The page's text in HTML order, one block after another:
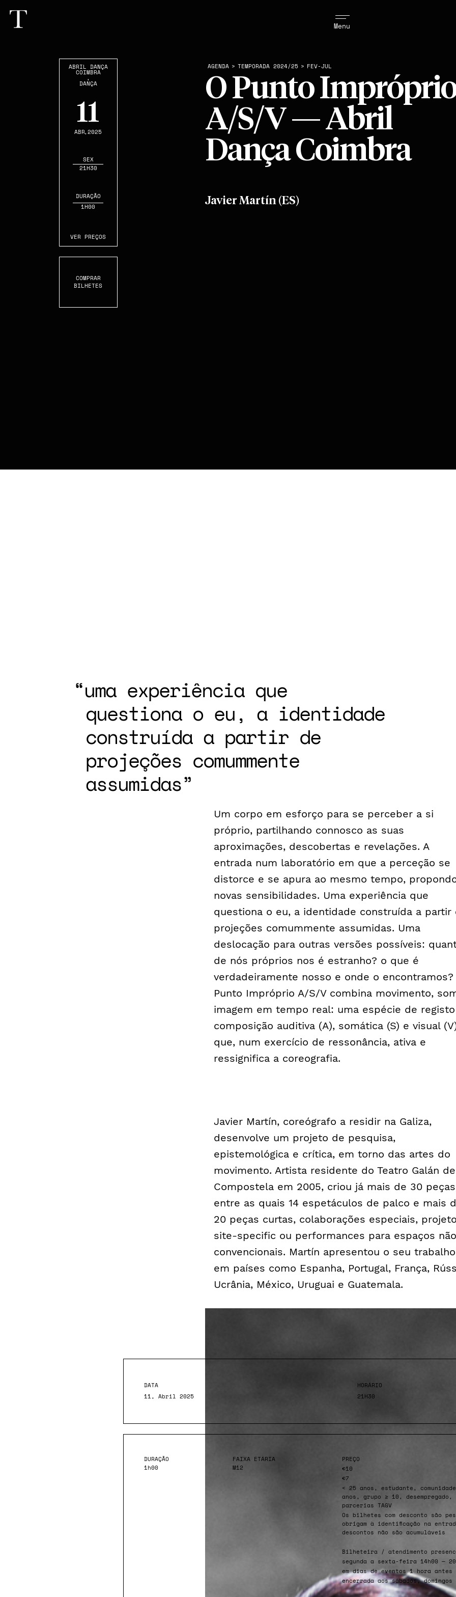
Menu
O Punto
A/S/V — Abril
Dança Coimbra
ABRIL DANÇA
COIMBRA
,
DANÇA
11
ABR,2025
SEX
21H30
DURAÇÃO
1H00
VER PREÇOS
COMPRAR
BILHETES
AGENDA > TEMPORADA 2024/25 > FEV-JUL
Javier Martín (ES)
uma experiência que
questiona o eu, a identidade
construída a partir de
projeções comummente
assumidas
Um corpo em esforço para se perceber a si
próprio, partilhando connosco as suas
aproximações, descobertas e revelações. A
entrada num laboratório em que a perceção se
distorce e se apura ao mesmo tempo,
novas sensibilidades. Uma experiência que
questiona o eu, a identidade construída a partir
projeções comummente assumidas. Uma
deslocação para outras versões possíveis:
de nós próprios nos é estranho? o que é
verdadeiramente nosso e onde o encontramos?
Punto Impróprio A/S/V combina movimento,
imagem em tempo real: uma espécie de
composição auditiva (A), somática (S) e visual
que, num exercício de ressonância, ativa e
ressignifica a coreografia.
Javier Martín, coreógrafo a residir na Galiza,
desenvolve um projeto de pesquisa,
epistemológica e crítica, em torno das artes do
movimento. Artista residente do Teatro Galán de
Compostela em 2005, criou já mais de 30
entre as quais 14 espetáculos de palco e mais
20 peças curtas, colaborações especiais,
site-specific ou performances para espaços não
convencionais. Martín apresentou o seu trabalho
em países como Espanha, Portugal, França,
Ucrânia, México, Uruguai e Guatemala.
DATA
11, Abril 2025
HORÁRIO
21H30
DURAÇÃO
1h00
FAIXA ETÁRIA
M12
PREÇO
€10
€7
< 25 anos, estudante,
anos, grupo ≥ 10,
parcerias TAGV
Os bilhetes com desconto são
obrigam à identificação na
descontos não são acumuláveis
Bilheteira / atendimento
segunda a sexta-feira 14h00 —
em dias de eventos 1 hora
encerrada aos sábados,